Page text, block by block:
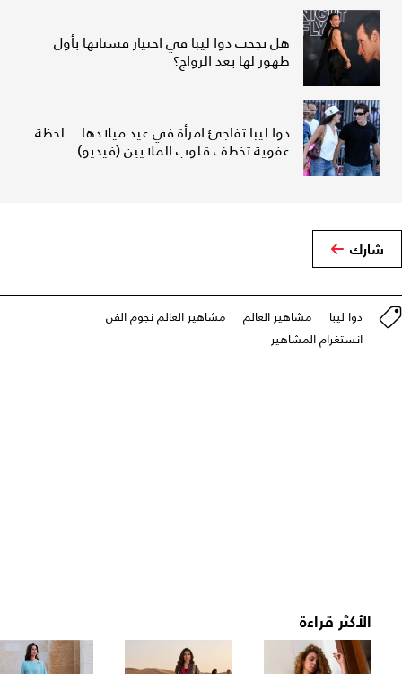
هل نجحت دوا ليبا في اختيار فستانها بأول
ظهور لها بعد الزواج؟
دوا ليبا تفاجئ امرأة في عيد ميلادها... لحظة
عفوية تخطف قلوب الملايين (فيديو)
شارك
دوا ليبا مشاهير العالم
مشاهير العالم نجوم الفن
انستغرام المشاهير
الأكثر قراءة